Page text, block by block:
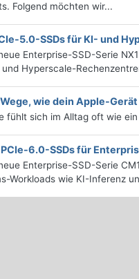
Folgend möchten wir...
5.0-SSDs für KI- und
Enterprise-SSD-Serie
Hyperscale-
wie dein Apple-
fühlt sich im Alltag oft wie
PCIe-6.0-SSDs für
Enterprise-SSD-Serie
Workloads wie KI-Inferenz